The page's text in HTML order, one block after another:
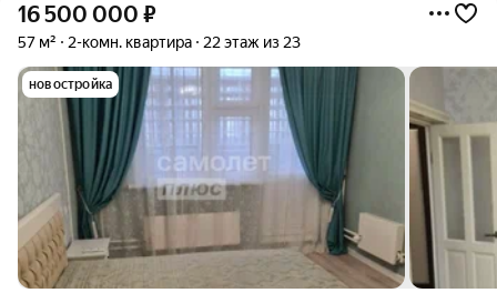
16 500 000 ₽
57 м² 2-комн. квартира 22 этаж из 23
новостройка